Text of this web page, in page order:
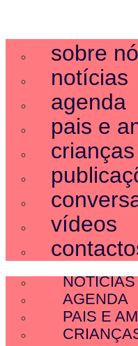
sobre
notícias
agenda
pais e
vídeos
SOBRE
NOTÍCIAS
AGENDA
PAIS E